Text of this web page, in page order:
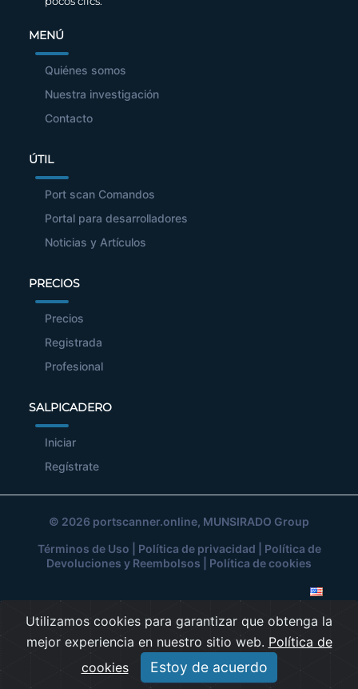
MENÚ
Quiénes somos
Nuestra investigación
Contacto
ÚTIL
Port scan Comandos
Portal para desarrolladores
Noticias y Artículos
PRECIOS
Precios
Registrada
Profesional
SALPICADERO
Iniciar
Regístrate
© 2026 portscanner.online, MUNSIRADO Group
Términos de Uso
Política de privacidad
Política de
Devoluciones y Reembolsos
Política de cookies
Utilizamos cookies para garantizar que obtenga la
mejor experiencia en nuestro sitio web. Política de
cookies
Estoy de acuerdo